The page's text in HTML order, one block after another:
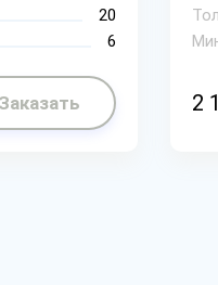
20
6
Заказать 2